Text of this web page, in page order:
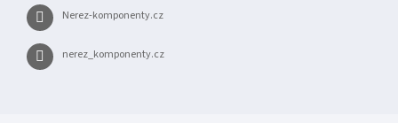
Nerez-komponenty.cz
nerez_komponenty.cz